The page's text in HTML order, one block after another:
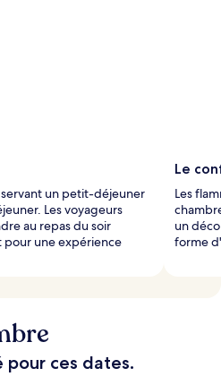
un petit-déjeuner
Les voyageurs
au repas du soir
une expérience
Le
Les
un
forme
pour ces dates.